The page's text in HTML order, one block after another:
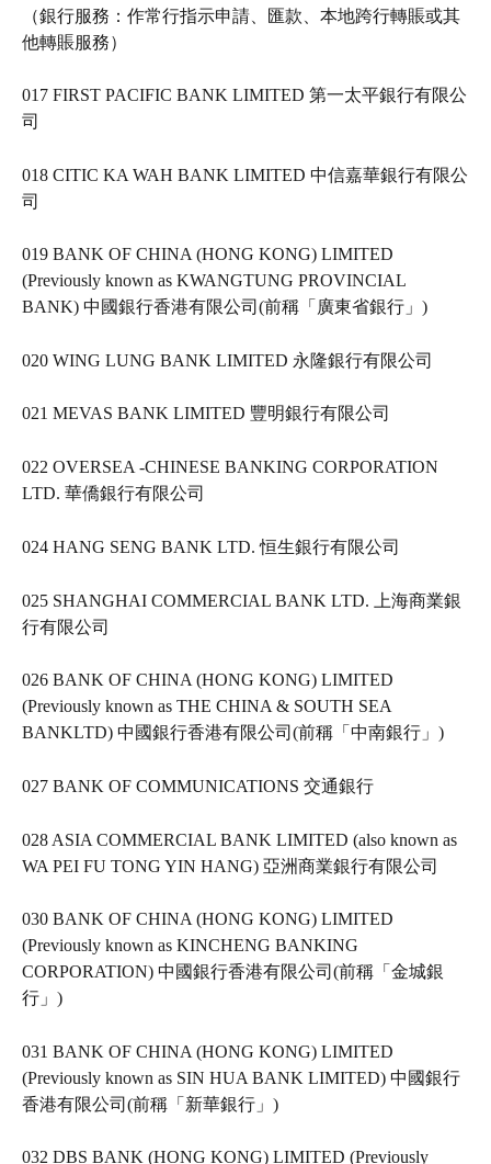
（銀行服務：作常行指示申請、匯款、本地跨行轉賬或其
他轉賬服務）
017 FIRST PACIFIC BANK LIMITED 第一太平銀行有限公
司
018 CITIC KA WAH BANK LIMITED 中信嘉華銀行有限公
司
019 BANK OF CHINA (HONG KONG) LIMITED
(Previously known as KWANGTUNG PROVINCIAL
BANK) 中國銀行香港有限公司(前稱「廣東省銀行」)
020 WING LUNG BANK LIMITED 永隆銀行有限公司
021 MEVAS BANK LIMITED 豐明銀行有限公司
022 OVERSEA -CHINESE BANKING CORPORATION
LTD. 華僑銀行有限公司
024 HANG SENG BANK LTD. 恒生銀行有限公司
025 SHANGHAI COMMERCIAL BANK LTD. 上海商業銀
行有限公司
026 BANK OF CHINA (HONG KONG) LIMITED
(Previously known as THE CHINA & SOUTH SEA
BANKLTD) 中國銀行香港有限公司(前稱「中南銀行」)
027 BANK OF COMMUNICATIONS 交通銀行
028 ASIA COMMERCIAL BANK LIMITED (also known as
WA PEI FU TONG YIN HANG) 亞洲商業銀行有限公司
030 BANK OF CHINA (HONG KONG) LIMITED
(Previously known as KINCHENG BANKING
CORPORATION) 中國銀行香港有限公司(前稱「金城銀
行」)
031 BANK OF CHINA (HONG KONG) LIMITED
(Previously known as SIN HUA BANK LIMITED) 中國銀行
香港有限公司(前稱「新華銀行」)
032 DBS BANK (HONG KONG) LIMITED (Previously